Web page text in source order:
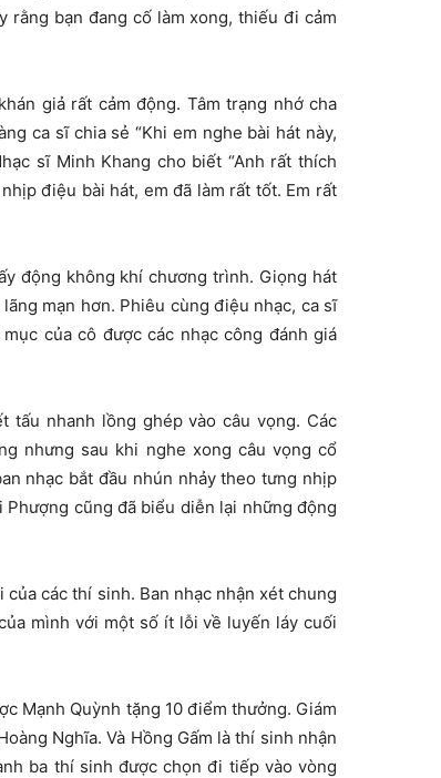
rằng bạn đang cố làm xong, thiếu đi cảm
giả rất cảm động. Tâm trạng nhớ cha
ca sĩ chia sẻ “Khi em nghe bài hát này,
sĩ Minh Khang cho biết “Anh rất thích
điệu bài hát, em đã làm rất tốt. Em rất
động không khí chương trình. Giọng hát
mạn hơn. Phiêu cùng điệu nhạc, ca sĩ
của cô được các nhạc công đánh giá
nhanh lồng ghép vào câu vọng. Các
nhưng sau khi nghe xong câu vọng cổ
nhạc bắt đầu nhún nhảy theo tưng nhịp
cũng đã biểu diễn lại những động
các thí sinh. Ban nhạc nhận xét chung
mình với một số ít lỗi về luyến láy cuối
Mạnh Quỳnh tặng 10 điểm thưởng. Giám
Nghĩa. Và Hồng Gấm là thí sinh nhận
ba thí sinh được chọn đi tiếp vào vòng